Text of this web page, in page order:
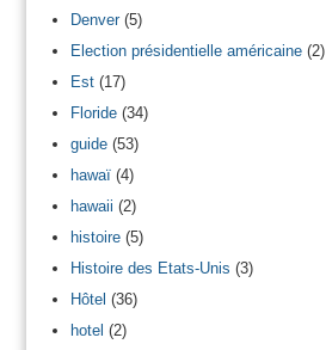
Denver(5)
Election présidentielle américaine(2)
Est(17)
Floride(34)
guide(53)
hawaï(4)
hawaii (2)
histoire(5)
Histoire des Etats-Unis (3)
Hôtel (36)
hotel (2)